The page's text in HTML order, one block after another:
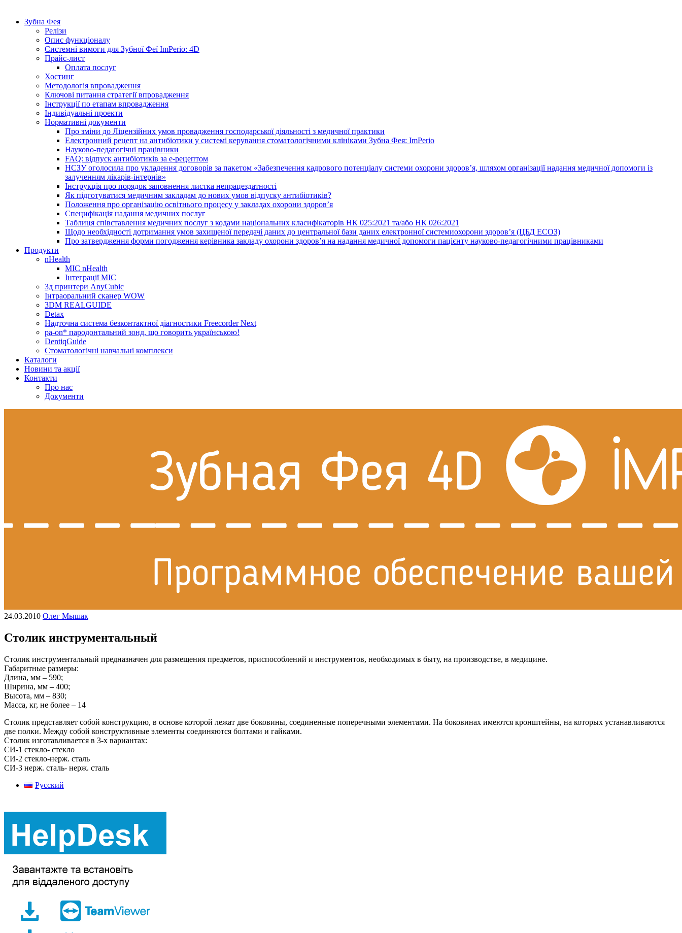
Зубна Фея
Релізи
Опис функціоналу
Системні вимоги для Зубної Феї ImPerio: 4D
Прайс-лист
Оплата послуг
Хостинг
Методологія впровадження
Ключові питання стратегії впровадження
Інструкції по етапам впровадження
Індивідуальні проекти
Нормативні документи
Про зміни до Ліцензійних умов провадження господарської діяльності з медичної практики
Електронний рецепт на антибіотики у системі керування стоматологічними клініками Зубна Фея: ImPerio
Науково-педагогічні працівники
FAQ: відпуск антибіотиків за е-рецептом
НСЗУ оголосила про укладення договорів за пакетом «Забезпечення кадрового потенціалу системи охорони здоров’я, шляхом організації надання медичної допомоги із
залученням лікарів-інтернів»
Інструкція про порядок заповнення листка непрацездатності
Як підготуватися медичним закладам до нових умов відпуску антибіотиків?
Положення про організацію освітнього процесу у закладах охорони здоров’я
Специфікація надання медичних послуг
Таблиця співставлення медичних послуг з кодами національних класифікаторів НК 025:2021 та/або НК 026:2021
Щодо необхідності дотримання умов захищеної передачі даних до центральної бази даних електронної системиохорони здоров’я (ЦБД ЕСОЗ)
Про затвердження форми погодження керівника закладу охорони здоров’я на надання медичної допомоги пацієнту науково-педагогічними працівниками
Продукти
nHealth
МІС nHealth
Інтеграції МІС
3д принтери AnyCubic
Інтраоральний сканер WOW
3DM REALGUIDE
Detax
Надточна система безконтактної діагностики Freecorder Next
pa-on* пародонтальний зонд, що говорить українською!
DentiqGuide
Стоматологічні навчальні комплекси
Каталоги
Новини та акції
Контакти
Про нас
Документи
24.03.2010 Олег Мышак
Столик инструментальный
Столик инструментальный предназначен для размещения предметов, приспособлений и инструментов, необходимых в быту, на производстве, в медицине.
Габаритные размеры:
Длина, мм – 590;
Ширина, мм – 400;
Высота, мм – 830;
Масса, кг, не более – 14
Столик представляет собой конструкцию, в основе которой лежат две боковины, соединенные поперечными элементами. На боковинах имеются кронштейны, на которых устанавливаются
две полки. Между собой конструктивные элементы соединяются болтами и гайками.
Столик изготавливается в 3-х вариантах:
СИ-1 стекло- стекло
СИ-2 стекло-нерж. сталь
СИ-3 нерж. сталь- нерж. сталь
Русский